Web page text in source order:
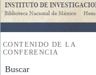
CONTENIDO DE LA
CONFERENCIA
Buscar